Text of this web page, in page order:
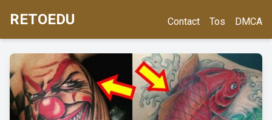
RETOEDU Contact Tos DMCA